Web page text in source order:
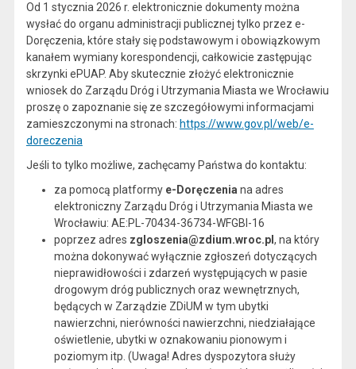
Od 1 stycznia 2026 r. elektronicznie dokumenty można
wysłać do organu administracji publicznej tylko przez e-
Doręczenia, które stały się podstawowym i obowiązkowym
kanałem wymiany korespondencji, całkowicie zastępując
skrzynki ePUAP. Aby skutecznie złożyć elektronicznie
wniosek do Zarządu Dróg i Utrzymania Miasta we Wrocławiu
proszę o zapoznanie się ze szczegółowymi informacjami
zamieszczonymi na stronach: https://www.gov.pl/web/e-
doreczenia
Jeśli to tylko możliwe, zachęcamy Państwa do kontaktu:
za pomocą platformy e-Doręczenia na adres
elektroniczny Zarządu Dróg i Utrzymania Miasta we
Wrocławiu: AE:PL-70434-36734-WFGBI-16
poprzez adres zgloszenia@zdium.wroc.pl , na który
można dokonywać wyłącznie zgłoszeń dotyczących
nieprawidłowości i zdarzeń występujących w pasie
drogowym dróg publicznych oraz wewnętrznych,
będących w Zarządzie ZDiUM w tym ubytki
nawierzchni, nierówności nawierzchni, niedziałające
oświetlenie, ubytki w oznakowaniu pionowym i
poziomym itp. (Uwaga! Adres dyspozytora służy